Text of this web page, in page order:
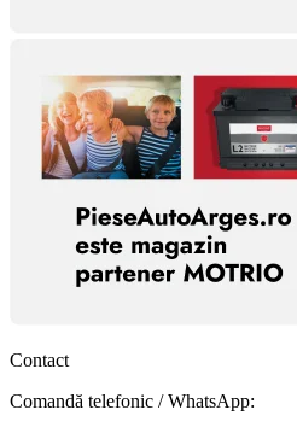
Contact
Comandă telefonic / WhatsApp: